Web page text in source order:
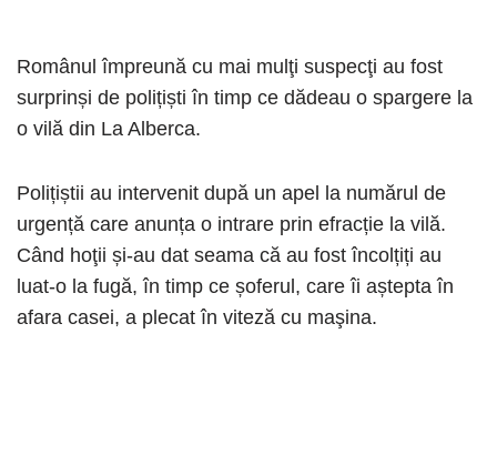
Românul împreună cu mai mulţi suspecţi au fost
surprinși de polițiști în timp ce dădeau o spargere la
o vilă din La Alberca.
Polițiștii au intervenit după un apel la numărul de
urgență care anunța o intrare prin efracție la vilă.
Când hoţii și-au dat seama că au fost încolțiți au
luat-o la fugă, în timp ce șoferul, care îi aștepta în
afara casei, a plecat în viteză cu maşina.